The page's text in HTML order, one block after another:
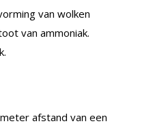
van wolken
van ammoniak.
afstand van een